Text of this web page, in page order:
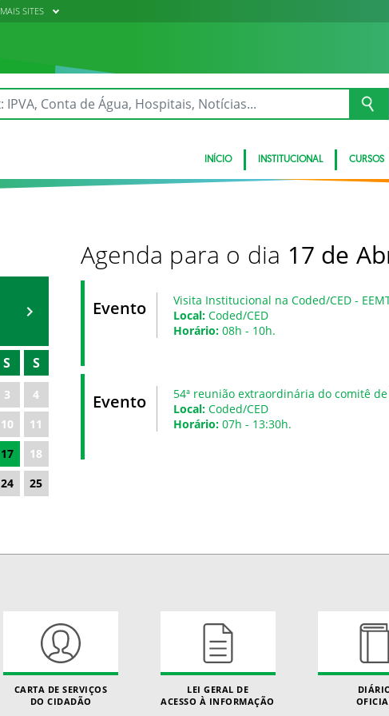
MAIS SITES
INÍCIO INSTITUCIONAL CURSOS
S S
3
4
10
11
17
18
24
25
Agenda para o dia 17 de
Evento
Visita Institucional na Coded/CED -
Local: Coded/CED
Horário: 08h - 10h.
Evento
54ª reunião extraordinária do comitê
Local: Coded/CED
Horário: 07h - 13:30h.
CARTA DE SERVIÇOS
DO CIDADÃO
LEI GERAL DE
ACESSO À INFORMAÇÃO